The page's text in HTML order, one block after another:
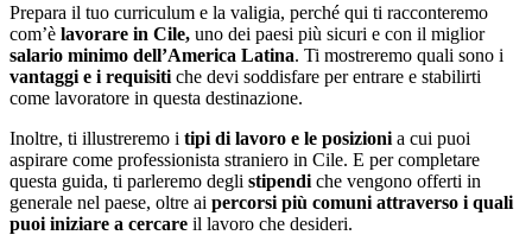
Prepara il tuo curriculum e la valigia, perché qui ti racconteremo
com’è lavorare in Cile, uno dei paesi più sicuri e con il miglior
salario minimo dell’America Latina. Ti mostreremo quali sono i
vantaggi e i requisiti che devi soddisfare per entrare e stabilirti
come lavoratore in questa destinazione.
Inoltre, ti illustreremo i tipi di lavoro e le posizioni a cui puoi
aspirare come professionista straniero in Cile. E per completare
questa guida, ti parleremo degli stipendi che vengono offerti in
generale nel paese, oltre ai percorsi più comuni attraverso i quali
puoi iniziare a cercare il lavoro che desideri.